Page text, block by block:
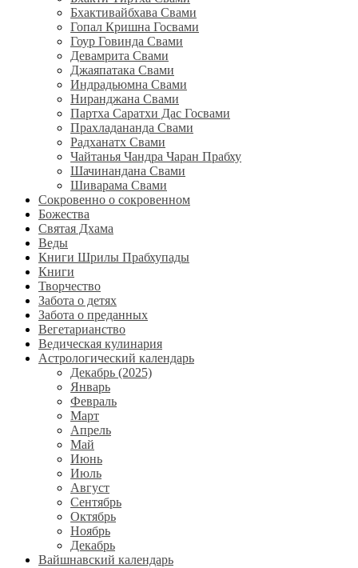
Бхактивайбхава Свами
Гопал Кришна Госвами
Гоур Говинда Свами
Девамрита Свами
Джаяпатака Свами
Индрадьюмна Свами
Ниранджана Свами
Партха Саратхи Дас Госвами
Прахладананда Свами
Радханатх Свами
Чайтанья Чандра Чаран Прабху
Шачинандана Свами
Шиварама Свами
Сокровенно о сокровенном
Божества
Святая Дхама
Веды
Книги Шрилы Прабхупады
Книги
Творчество
Забота о детях
Забота о преданных
Вегетарианство
Ведическая кулинария
Астрологический календарь
Декабрь (2025)
Январь
Февраль
Март
Апрель
Май
Июнь
Июль
Август
Сентябрь
Октябрь
Ноябрь
Декабрь
Вайшнавский календарь